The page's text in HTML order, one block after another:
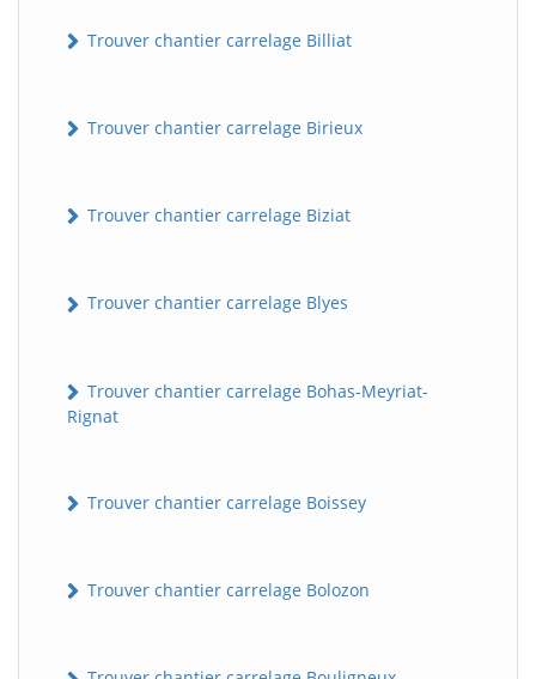
Trouver chantier carrelage Billiat
Trouver chantier carrelage Birieux
Trouver chantier carrelage Biziat
Trouver chantier carrelage Blyes
Trouver chantier carrelage Bohas-Meyriat-
Rignat
Trouver chantier carrelage Boissey
Trouver chantier carrelage Bolozon